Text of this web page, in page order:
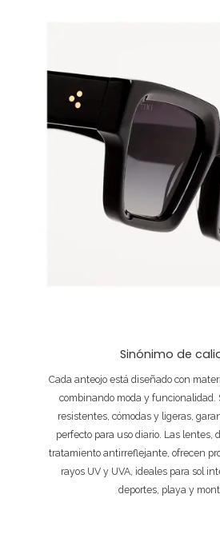
Sinónimo de
Cada anteojo está diseñado con
combinando moda y funcionalidad.
resistentes, cómodas y ligeras,
perfecto para uso diario. Las lentes,
tratamiento antirreflejante, ofrecen
rayos UV y UVA, ideales para sol
deportes, playa y